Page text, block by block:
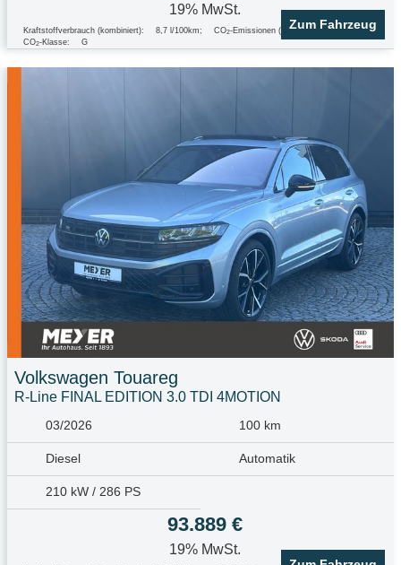
19% MwSt.
Kraftstoffverbrauch (kombiniert): 8,7 l/100km; CO2-Emissionen (kombiniert): 229.0 g/km
CO2-Klasse: G
Zum Fahrzeug
Volkswagen Touareg
R-Line FINAL EDITION 3.0 TDI 4MOTION
03/2026 100 km
Diesel Automatik
210 kW / 286 PS
93.889 €
19% MwSt.